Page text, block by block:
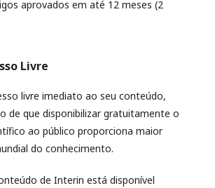
aprovados em até 12 meses (2
Livre
livre imediato ao seu conteúdo,
de que disponibilizar gratuitamente o
ao público proporciona maior
do conhecimento.
de Interin está disponível